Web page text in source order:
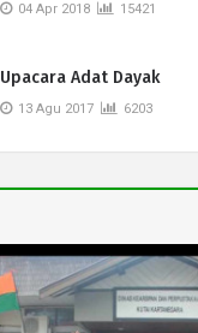
04 Apr 2018 15421
Upacara Adat Dayak
13 Agu 2017 6203